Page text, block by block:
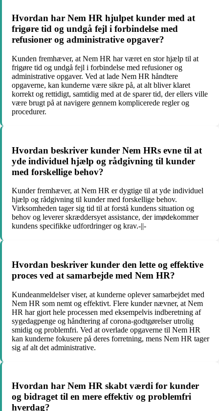
Hvordan har Nem HR hjulpet kunder med at
frigøre tid og undgå fejl i forbindelse med
refusioner og administrative opgaver?
Kunden fremhæver, at Nem HR har været en stor hjælp til at
frigøre tid og undgå fejl i forbindelse med refusioner og
administrative opgaver. Ved at lade Nem HR håndtere
opgaverne, kan kunderne være sikre på, at alt bliver klaret
korrekt og rettidigt, samtidig med at de sparer tid, der ellers ville
være brugt på at navigere gennem komplicerede regler og
procedurer.
Hvordan beskriver kunder Nem HRs evne til at
yde individuel hjælp og rådgivning til kunder
med forskellige behov?
Kunder fremhæver, at Nem HR er dygtige til at yde individuel
hjælp og rådgivning til kunder med forskellige behov.
Virksomheden tager sig tid til at forstå kundens situation og
behov og leverer skræddersyet assistance, der imødekommer
kundens specifikke udfordringer og krav.-||-
Hvordan beskriver kunder den lette og effektive
proces ved at samarbejde med Nem HR?
Kundeanmeldelser viser, at kunderne oplever samarbejdet med
Nem HR som nemt og effektivt. Flere kunder nævner, at Nem
HR har gjort hele processen med eksempelvis indberetning af
sygedagpenge og håndtering af corona-godtgørelser utrolig
smidig og problemfri. Ved at overlade opgaverne til Nem HR
kan kunderne fokusere på deres forretning, mens Nem HR tager
sig af alt det administrative.
Hvordan har Nem HR skabt værdi for kunder
og bidraget til en mere effektiv og problemfri
hverdag?